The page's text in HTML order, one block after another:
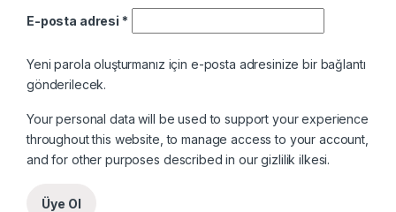
E-posta adresi *Gerekli
Yeni parola oluşturmanız için e-posta adresinize bir bağlantı
gönderilecek.
Your personal data will be used to support your experience
throughout this website, to manage access to your account,
and for other purposes described in ourgizlilik ilkesi.
Üye Ol